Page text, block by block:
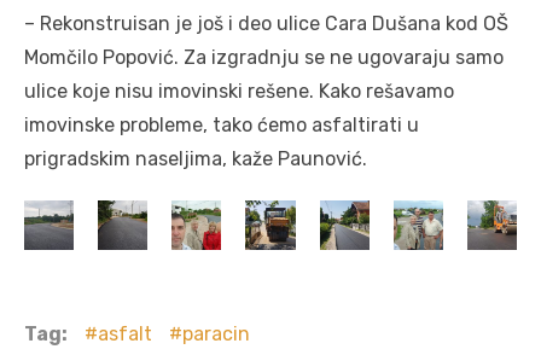
– Rekonstruisan je još i deo ulice Cara Dušana kod OŠ
Momčilo Popović. Za izgradnju se ne ugovaraju samo
ulice koje nisu imovinski rešene. Kako rešavamo
imovinske probleme, tako ćemo asfaltirati u
prigradskim naseljima, kaže Paunović.
Tag: asfalt paracin